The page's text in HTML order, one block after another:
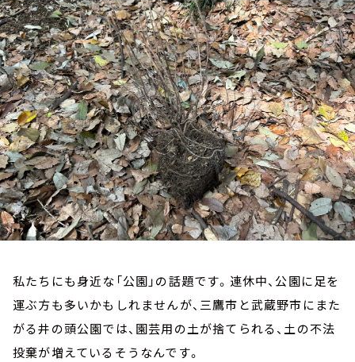
お知らせ
イベント・グッズ
YouTube
会社情報
私たちにも身近な「公園」の話題です。連休中、公園に足を
運ぶ方も多いかもしれませんが、三鷹市と武蔵野市にまた
がる井の頭公園では、園芸用の土が捨てられる、土の不法
投棄が増えているそうなんです。